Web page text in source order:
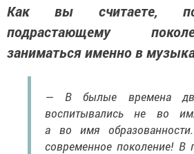
Как вы считаете,
подрастающему
заниматься именно в
— В былые времена
воспитывались не во
а во имя
современное поколение! В